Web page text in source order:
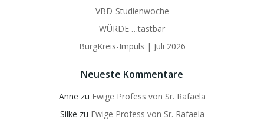
VBD-Studienwoche
WÜRDE …tastbar
BurgKreis-Impuls | Juli 2026
Neueste Kommentare
Anne zu Ewige Profess von Sr. Rafaela
Silke zu Ewige Profess von Sr. Rafaela